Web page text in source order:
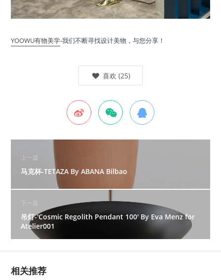
YOOWU有物美学-我们不断寻找设计美物，与您分享！
喜欢 (25)
上一篇
马克杯-TETAZA By ABANA Bilbao
下一篇
吊灯-'Cosmic Regolith Pendant 100' By Eva Menz for
Atelier001
相关推荐